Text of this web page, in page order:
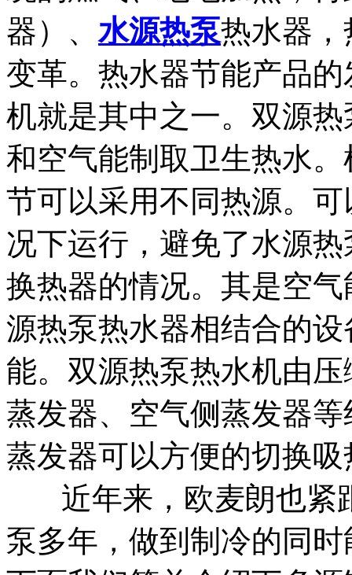
器）、水源热泵热水器
变革。热水器节能产品
机就是其中之一。双源
和空气能制取卫生热水
节可以采用不同热源。
况下运行，避免了水源
换热器的情况。其是空
源热泵热水器相结合的
能。双源热泵热水机由
蒸发器、空气侧蒸发器
蒸发器可以方便的切换
近年来，欧麦朗也紧
泵多年，做到制冷的同